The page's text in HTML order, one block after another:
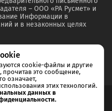
– ООО «РА Русмет» и
Информации в
и в незаконных целях
данных
cookie-файлы и другие
прочитав это сообщение,
означает,
этих технологий.
данных в